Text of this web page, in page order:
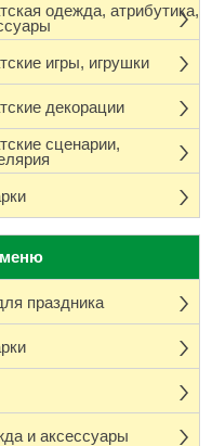
одежда, атрибутика,
игры, игрушки
декорации
сценарии,
меню
праздника
и аксессуары